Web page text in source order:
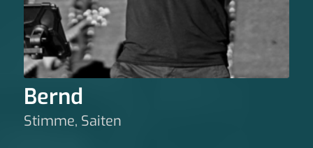
Bernd
Stimme, Saiten